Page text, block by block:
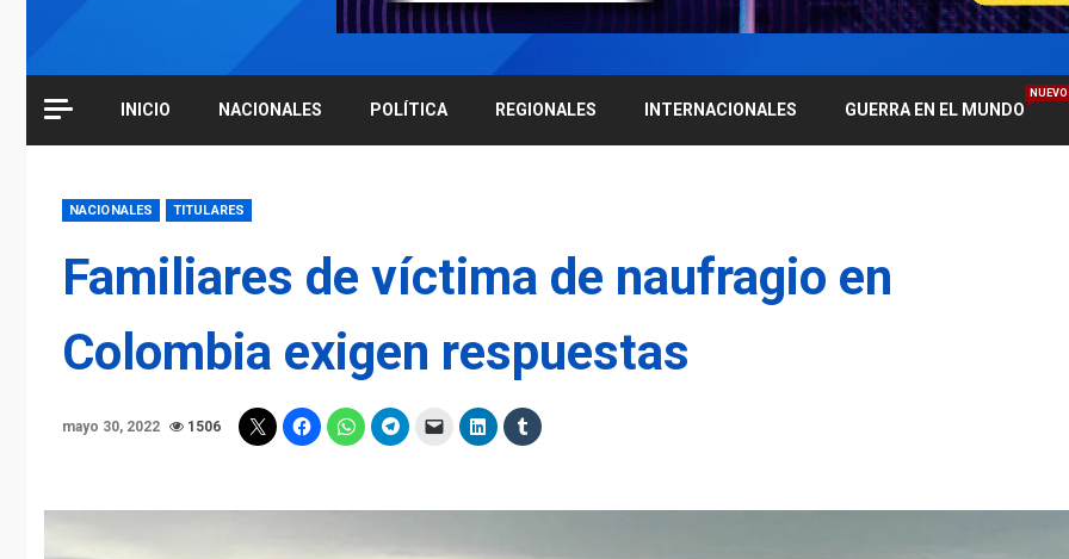
INICIO NACIONALES POLÍTICA REGIONALES INTERNACIONALES GUERRA EN EL MUNDO
NUEVO
NACIONALES TITULARES
Familiares de víctima de naufragio en
Colombia exigen respuestas
mayo 30, 2022 1506